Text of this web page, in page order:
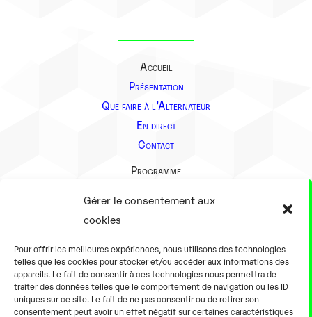
Gérer le consentement aux
cookies
Pour offrir les meilleures expériences, nous utilisons des technologies
telles que les cookies pour stocker et/ou accéder aux informations des
appareils. Le fait de consentir à ces technologies nous permettra de
traiter des données telles que le comportement de navigation ou les ID
uniques sur ce site. Le fait de ne pas consentir ou de retirer son
consentement peut avoir un effet négatif sur certaines caractéristiques
Accueil
Présentation
Que faire à l’Alternateur
En direct
Contact
Programme
Présentation
En pratique
Tarifs et horaires
Salles